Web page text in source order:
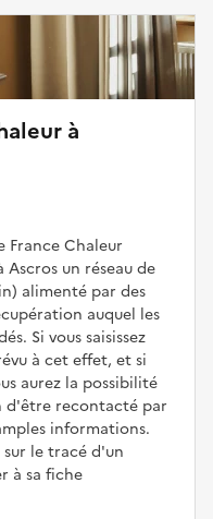
France Chaleur
Ascros un réseau de
alimenté par des
auquel les
Si vous saisissez
à cet effet, et si
aurez la possibilité
d'être recontacté par
informations.
le tracé d'un
à sa fiche